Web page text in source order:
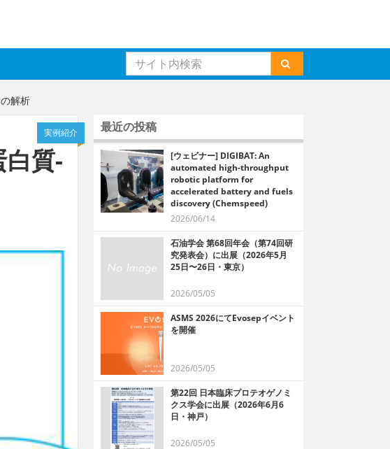
解析
実例紹介
白質-
最近の投稿
[ウェビナー] DIGIBAT: An
automated high-throughput
robotic platform for
accelerated battery and fuels
discovery (Chemspeed)
2026/06/14
石油学会 第68回年会（第74回研
究発表会）に出展（2026年5月
25日〜26日・東京）
2026/05/05
ASMS 2026にてEvosepイベント
を開催
2026/05/05
第22回 日本臨床プロテオゲノミ
クス学会に出展（2026年6月6
日・神戸）
2026/05/05